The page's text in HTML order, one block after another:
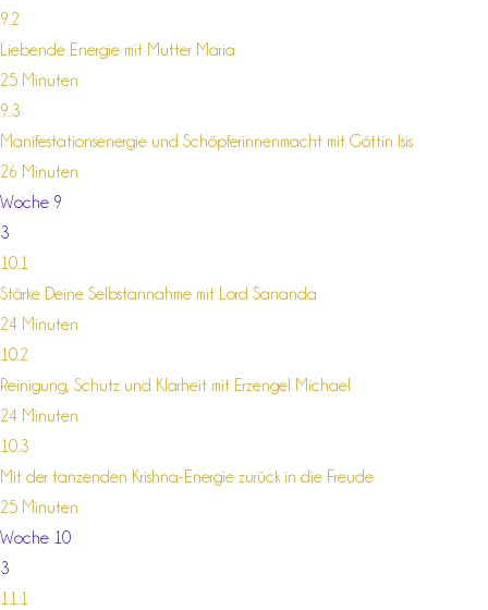
9.2
Liebende Energie mit Mutter Maria
25 Minuten
9.3
Manifestationsenergie und Schöpferinnenmacht mit Göttin Isis
26 Minuten
Woche 9
3
10.1
Stärke Deine Selbstannahme mit Lord Sananda
24 Minuten
10.2
Reinigung, Schutz und Klarheit mit Erzengel Michael
24 Minuten
10.3
Mit der tanzenden Krishna-Energie zurück in die Freude
25 Minuten
Woche 10
3
11.1